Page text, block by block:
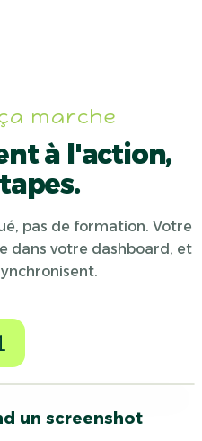
marche
à l'action,
pas de formation. Votre
dans votre dashboard, et
un screenshot